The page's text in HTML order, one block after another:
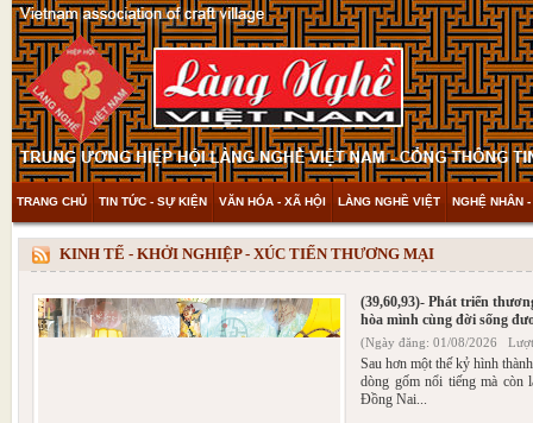
TRANG CHỦ TIN TỨC - SỰ KIỆN VĂN HÓA - XÃ HỘI LÀNG NGHỀ VIỆT NGHỆ NHÂN
THAM KHẢO & KHÁM PHÁ VIDEO
KINH TẾ - KHỞI NGHIỆP - XÚC TIẾN THƯƠNG MẠI
(39,60,93)- Phát triển
hòa mình cùng đời sống
(Ngày đăng: 01/08/2026
Sau hơn một thế kỷ hình
dòng gốm nổi tiếng mà còn
Đồng Nai...